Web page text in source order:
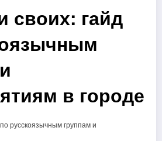
своих: гайд
в городе